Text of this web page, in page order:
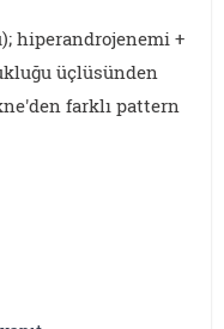
hiperandrojenemi +
üçlüsünden
farklı pattern